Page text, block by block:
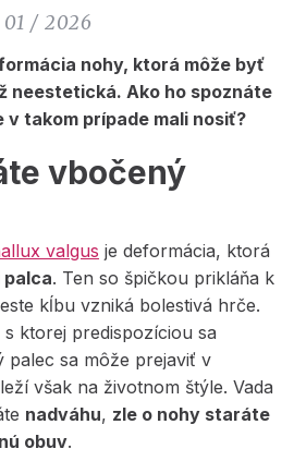
01 / 2026
nohy, ktorá môže byť
neestetická. Ako ho spoznáte
v takom prípade mali nosiť?
vbočený
valgus je deformácia, ktorá
palca. Ten so špičkou prikláňa k
kĺbu vzniká bolestivá hrče.
ktorej predispozíciou sa
palec sa môže prejaviť v
však na životnom štýle. Vada
nadváhu, zle o nohy staráte
obuv.